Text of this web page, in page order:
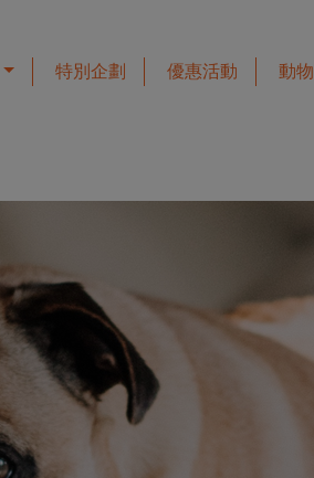
特別企劃 優惠活動 動